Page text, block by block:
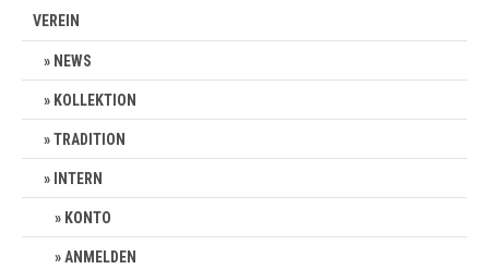
VEREIN
NEWS
KOLLEKTION
TRADITION
INTERN
KONTO
ANMELDEN